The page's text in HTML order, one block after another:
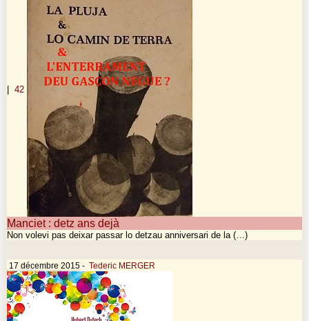
42
Manciet : detz ans dejà
Non volevi pas deixar passar lo detzau anniversari de la (…)
17 décembre 2015 - Tederic MERGER